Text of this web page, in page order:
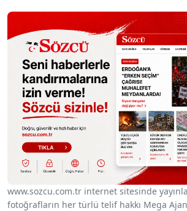
www.sozcu.com.tr internet sitesinde
fotoğrafların her türlü telif hakkı Mega